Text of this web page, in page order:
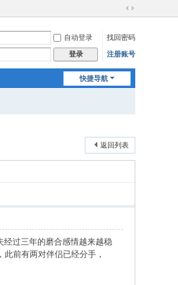
切
到
宽
自动登录
找回密码
登录 注册账号
快捷导航
返回列表
过三年的磨合感情越来越稳
前有两对伴侣已经分手，